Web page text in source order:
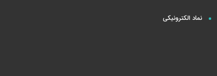
نماد الکترونیکی